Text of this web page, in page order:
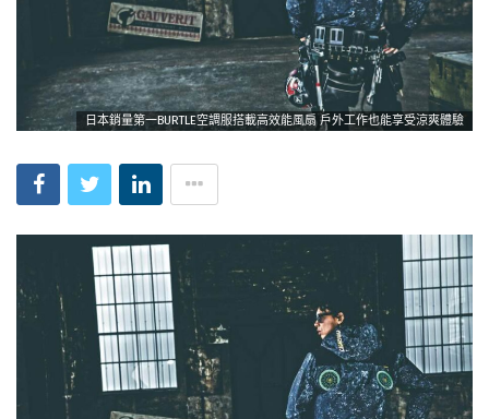
日本銷量第一BURTLE空調服搭載高效能風扇 戶外工作也能享受涼爽體驗